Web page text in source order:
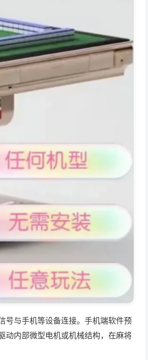
号与手机等设备连接。手机端软件预
动内部微型电机或机械结构，在麻将